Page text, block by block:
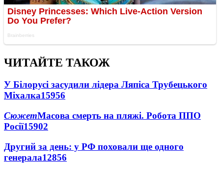
ЧИТАЙТЕ ТАКОЖ
У Білорусі засудили лідера Ляпіса Трубецького
Міхалка15956
СюжетМасова смерть на пляжі. Робота ППО
Росії15902
Другий за день: у РФ поховали ще одного
генерала12856